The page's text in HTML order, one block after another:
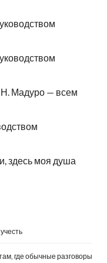
Мадуро — всем
здесь моя душа
где обычные разговоры